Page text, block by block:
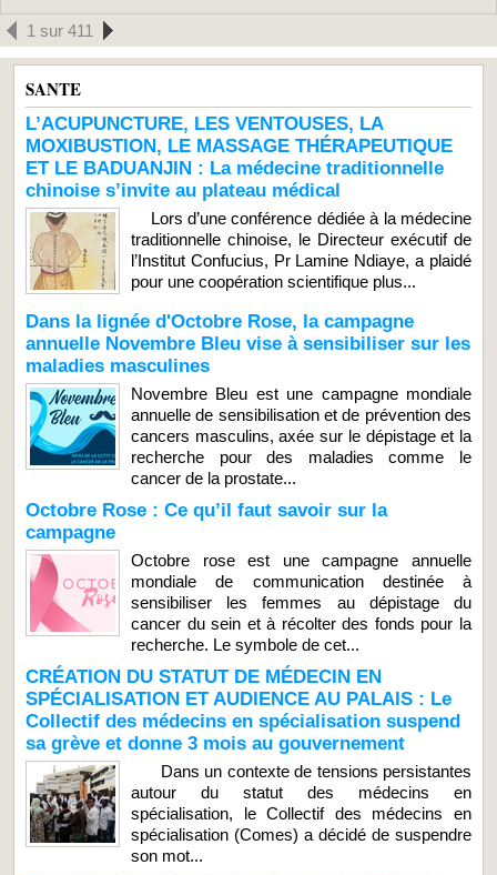
1 sur 411
SANTE
L’ACUPUNCTURE, LES VENTOUSES, LA
MOXIBUSTION, LE MASSAGE THÉRAPEUTIQUE
ET LE BADUANJIN : La médecine traditionnelle
chinoise s’invite au plateau médical
Lors d’une conférence dédiée à la médecine
traditionnelle chinoise, le Directeur exécutif de
l’Institut Confucius, Pr Lamine Ndiaye, a plaidé
pour une coopération scientifique plus...
Dans la lignée d'Octobre Rose, la campagne
annuelle Novembre Bleu vise à sensibiliser sur les
maladies masculines
Novembre Bleu est une campagne mondiale
annuelle de sensibilisation et de prévention des
cancers masculins, axée sur le dépistage et la
recherche pour des maladies comme le
cancer de la prostate...
Octobre Rose : Ce qu’il faut savoir sur la
campagne
Octobre rose est une campagne annuelle
mondiale de communication destinée à
sensibiliser les femmes au dépistage du
cancer du sein et à récolter des fonds pour la
recherche. Le symbole de cet...
CRÉATION DU STATUT DE MÉDECIN EN
SPÉCIALISATION ET AUDIENCE AU PALAIS : Le
Collectif des médecins en spécialisation suspend
sa grève et donne 3 mois au gouvernement
Dans un contexte de tensions persistantes
autour du statut des médecins en
spécialisation, le Collectif des médecins en
spécialisation (Comes) a décidé de suspendre
son mot...